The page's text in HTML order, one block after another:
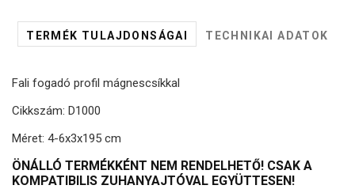
TERMÉK TULAJDONSÁGAI TECHNIKAI ADATOK
Fali fogadó profil mágnescsíkkal
Cikkszám: D1000
Méret: 4-6x3x195 cm
ÖNÁLLÓ TERMÉKKÉNT NEM RENDELHETŐ! CSAK A
KOMPATIBILIS ZUHANYAJTÓVAL EGYÜTTESEN!